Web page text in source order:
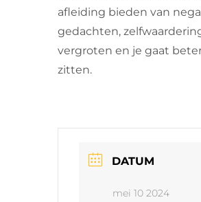
afleiding bieden van
gedachten,
vergroten en je gaat
zitten.
DATUM
mei 10 2024